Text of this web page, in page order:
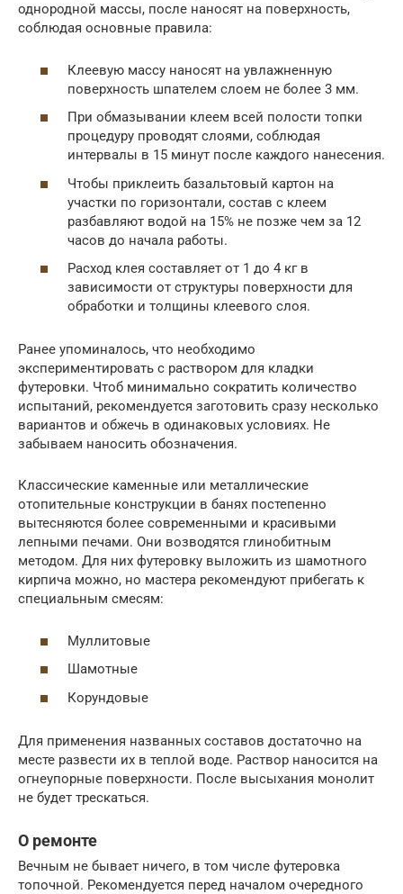
однородной массы, после наносят на поверхность,
соблюдая основные правила:
Клеевую массу наносят на увлажненную
поверхность шпателем слоем не более 3 мм.
При обмазывании клеем всей полости топки
процедуру проводят слоями, соблюдая
интервалы в 15 минут после каждого нанесения.
Чтобы приклеить базальтовый картон на
участки по горизонтали, состав с клеем
разбавляют водой на 15% не позже чем за 12
часов до начала работы.
Расход клея составляет от 1 до 4 кг в
зависимости от структуры поверхности для
обработки и толщины клеевого слоя.
Ранее упоминалось, что необходимо
экспериментировать с раствором для кладки
футеровки. Чтоб минимально сократить количество
испытаний, рекомендуется заготовить сразу несколько
вариантов и обжечь в одинаковых условиях. Не
забываем наносить обозначения.
Классические каменные или металлические
отопительные конструкции в банях постепенно
вытесняются более современными и красивыми
лепными печами. Они возводятся глинобитным
методом. Для них футеровку выложить из шамотного
кирпича можно, но мастера рекомендуют прибегать к
специальным смесям:
Муллитовые
Шамотные
Корундовые
Для применения названных составов достаточно на
месте развести их в теплой воде. Раствор наносится на
огнеупорные поверхности. После высыхания монолит
не будет трескаться.
О ремонте
Вечным не бывает ничего, в том числе футеровка
топочной. Рекомендуется перед началом очередного